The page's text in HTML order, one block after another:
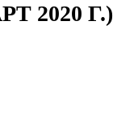
Книги
2020 Г.)